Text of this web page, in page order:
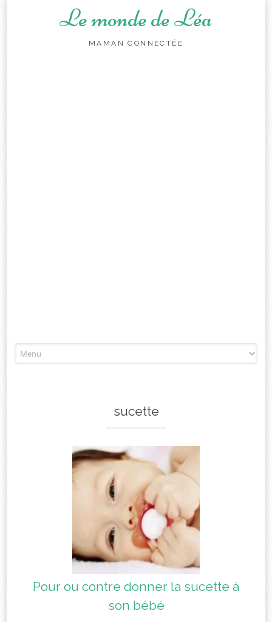
Le monde de Léa
MAMAN CONNECTÉE
à
sucette
Pour ou contre donner la sucette à
son bébé